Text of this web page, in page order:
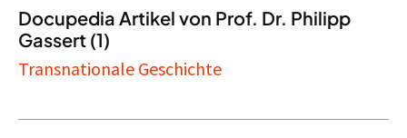
Docupedia Artikel von Prof. Dr. Philipp
Gassert (1)
Transnationale Geschichte